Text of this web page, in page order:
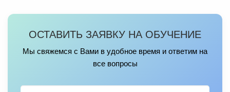
ОСТАВИТЬ ЗАЯВКУ НА ОБУЧЕНИЕ
Мы свяжемся с Вами в удобное время и ответим на
все вопросы